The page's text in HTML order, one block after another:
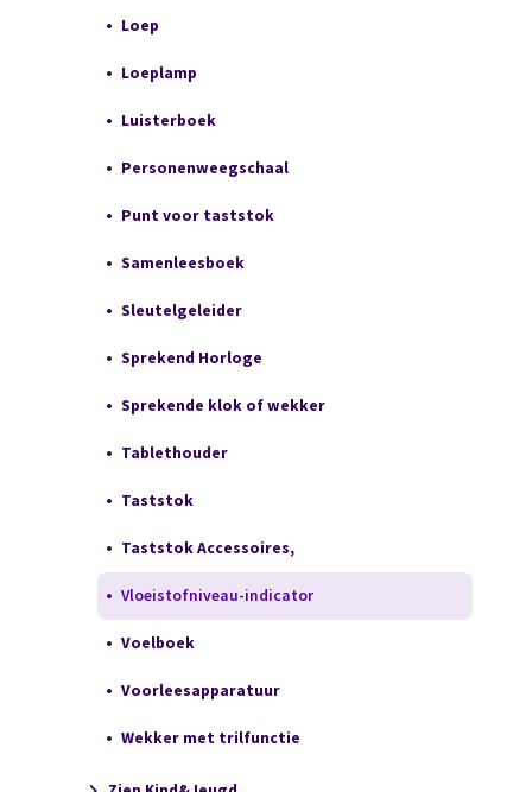
Loep
Loeplamp
Luisterboek
Personenweegschaal
Punt voor taststok
Samenleesboek
Sleutelgeleider
Sprekend Horloge
Sprekende klok of wekker
Tablethouder
Taststok
Taststok Accessoires,
Vloeistofniveau-indicator
Voelboek
Voorleesapparatuur
Wekker met trilfunctie